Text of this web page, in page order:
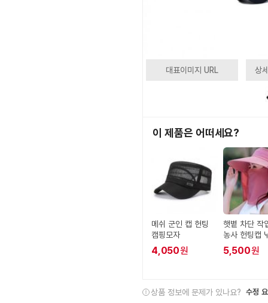
대표이미지 URL 상
이 제품은 어떠세요?
메쉬 군인 캡 헌팅
캠핑모자
4,050원
햇볕 차단 작
농사 헌팅캡
자
5,500원
상품 정보에 문제가 있나요? 수정